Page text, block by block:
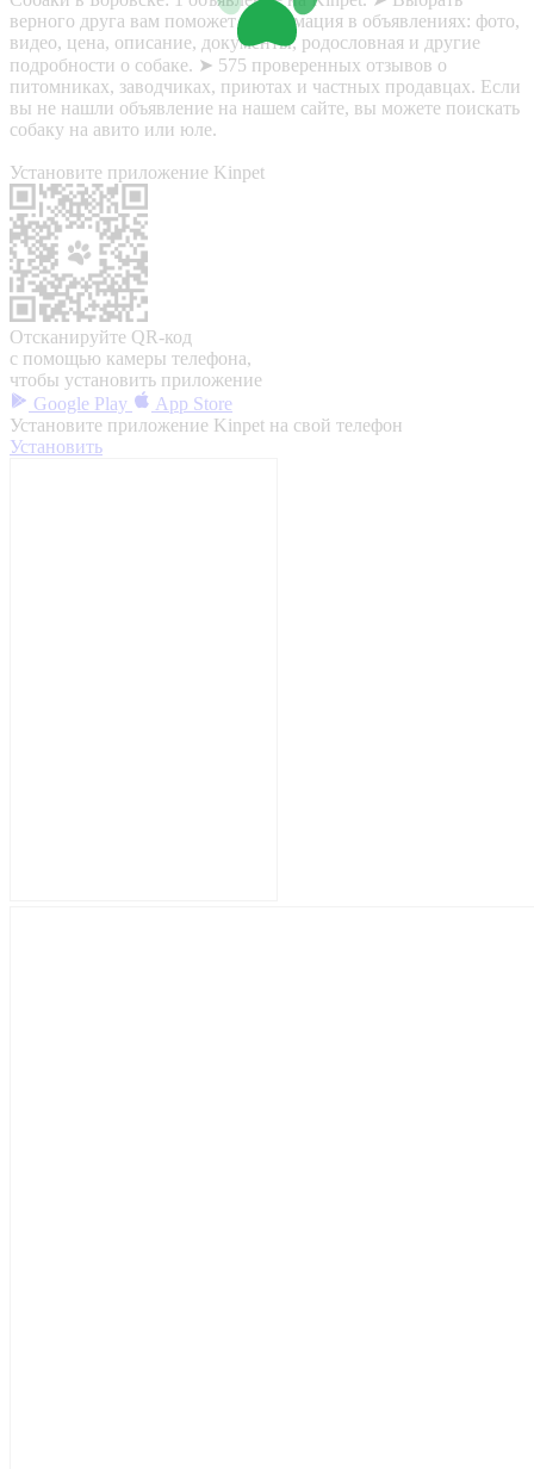
верного друга вам поможет информация в объявлениях: фото,
видео, цена, описание, документы, родословная и другие
подробности о собаке. ➤ 575 проверенных отзывов о
питомниках, заводчиках, приютах и частных продавцах. Если
вы не нашли объявление на нашем сайте, вы можете поискать
собаку на авито или юле.
Установите приложение Kinpet
Отсканируйте QR-код
с помощью камеры телефона,
чтобы установить приложение
Google Play
App Store
Установите приложение Kinpet на свой телефон
Установить